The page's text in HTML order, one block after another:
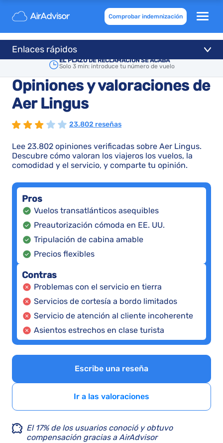
Comprobar indemnización
EL PLAZO DE RECLAMACIÓN SE ACABA
Solo 3 min: introduce tu número de vuelo
Enlaces rápidos
Opiniones y valoraciones de
Aer Lingus
23.802 reseñas
Lee 23.802 opiniones verificadas sobre Aer Lingus.
Descubre cómo valoran los viajeros los vuelos, la
comodidad y el servicio, y comparte tu opinión.
Pros
Vuelos transatlánticos asequibles
Preautorización cómoda en EE. UU.
Tripulación de cabina amable
Precios flexibles
Contras
Problemas con el servicio en tierra
Servicios de cortesía a bordo limitados
Servicio de atención al cliente incoherente
Asientos estrechos en clase turista
Escribe una reseña
Ir a las valoraciones
El 17% de los usuarios conoció y obtuvo
compensación gracias a AirAdvisor